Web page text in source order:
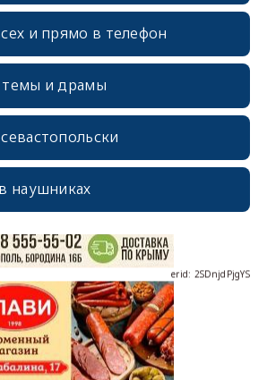
и прямо в телефон
и драмы
наушниках
erid: 2SDnjcrDNw6
erid: 2SDnjdvhGXG